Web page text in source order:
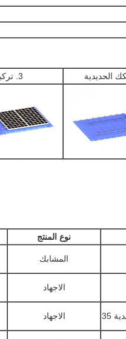
3. تركيب لوحة
نوع المنتج
المشابك
الاجهاد
35 الاجهاد